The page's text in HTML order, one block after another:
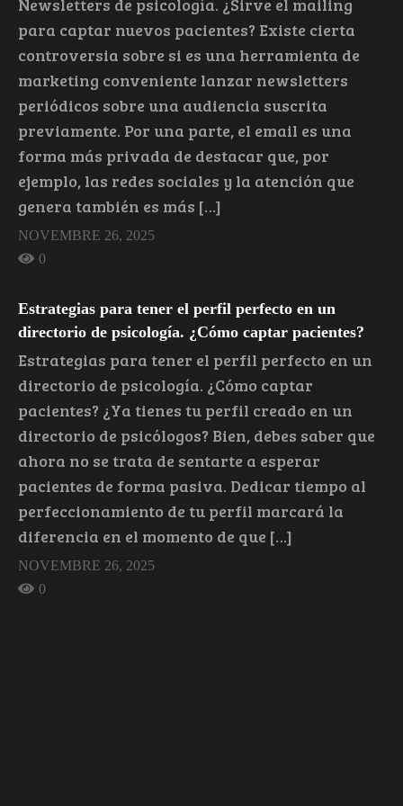
Newsletters de psicología. ¿Sirve el mailing
para captar nuevos pacientes? Existe cierta
controversia sobre si es una herramienta de
marketing conveniente lanzar newsletters
periódicos sobre una audiencia suscrita
previamente. Por una parte, el email es una
forma más privada de destacar que, por
ejemplo, las redes sociales y la atención que
genera también es más […]
NOVEMBRE 26, 2025
0
Estrategias para tener el perfil perfecto en un
directorio de psicología. ¿Cómo captar pacientes?
Estrategias para tener el perfil perfecto en un
directorio de psicología. ¿Cómo captar
pacientes? ¿Ya tienes tu perfil creado en un
directorio de psicólogos? Bien, debes saber que
ahora no se trata de sentarte a esperar
pacientes de forma pasiva. Dedicar tiempo al
perfeccionamiento de tu perfil marcará la
diferencia en el momento de que […]
NOVEMBRE 26, 2025
0